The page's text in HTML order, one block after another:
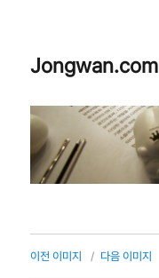
Jongwan.com
이전 이미지 다음 이미지